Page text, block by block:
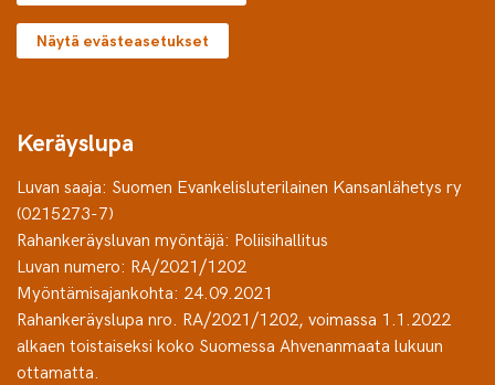
Näytä evästeasetukset
Keräyslupa
Luvan saaja: Suomen Evankelisluterilainen Kansanlähetys ry
(0215273-7)
Rahankeräysluvan myöntäjä: Poliisihallitus
Luvan numero: RA/2021/1202
Myöntämisajankohta: 24.09.2021
Rahankeräyslupa nro. RA/2021/1202, voimassa 1.1.2022
alkaen toistaiseksi koko Suomessa Ahvenanmaata lukuun
ottamatta.